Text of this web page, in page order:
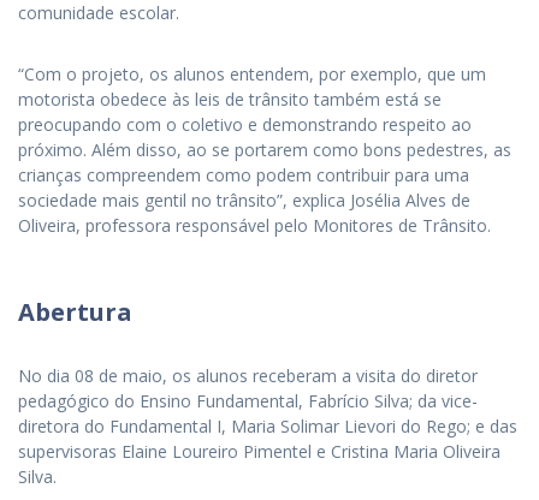
comunidade escolar.
“Com o projeto, os alunos entendem, por exemplo, que um
motorista obedece às leis de trânsito também está se
preocupando com o coletivo e demonstrando respeito ao
próximo. Além disso, ao se portarem como bons pedestres, as
crianças compreendem como podem contribuir para uma
sociedade mais gentil no trânsito”, explica Josélia Alves de
Oliveira, professora responsável pelo Monitores de Trânsito.
Abertura
No dia 08 de maio, os alunos receberam a visita do diretor
pedagógico do Ensino Fundamental, Fabrício Silva; da vice-
diretora do Fundamental I, Maria Solimar Lievori do Rego; e das
supervisoras Elaine Loureiro Pimentel e Cristina Maria Oliveira
Silva.